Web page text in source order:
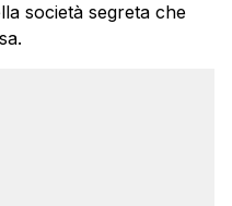
società segreta che